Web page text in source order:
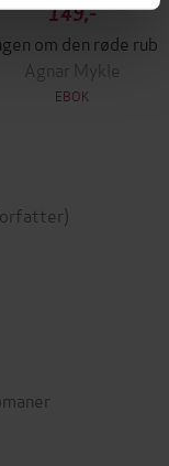
149,-
om den røde
Agnar Mykle
EBOK